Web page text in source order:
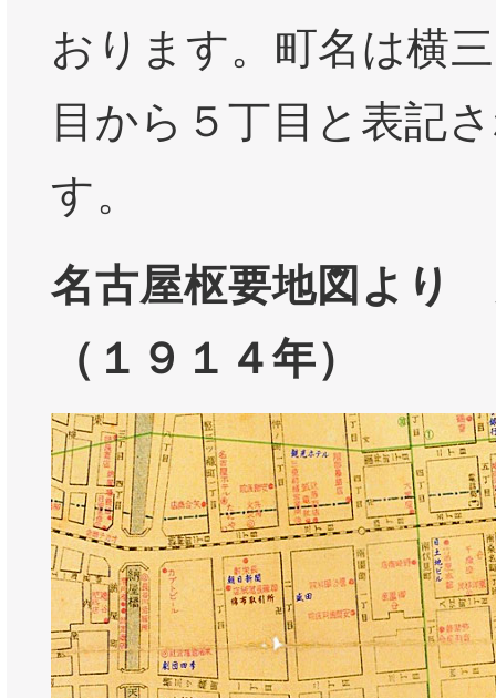
おります。町名は横
目から５丁目と表記
す。
名古屋枢要地図より
（１９１４年）